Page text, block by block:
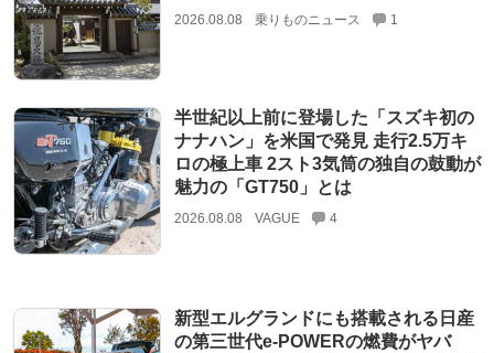
2026.08.08 乗りものニュース 1
半世紀以上前に登場した「スズキ初の
ナナハン」を米国で発見 走行2.5万キ
ロの極上車 2スト3気筒の独自の鼓動が
魅力の「GT750」とは
2026.08.08 VAGUE 4
新型エルグランドにも搭載される日産
の第三世代e-POWERの燃費がヤバ